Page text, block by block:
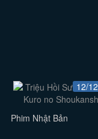
12/12
Phim Nhật Bản